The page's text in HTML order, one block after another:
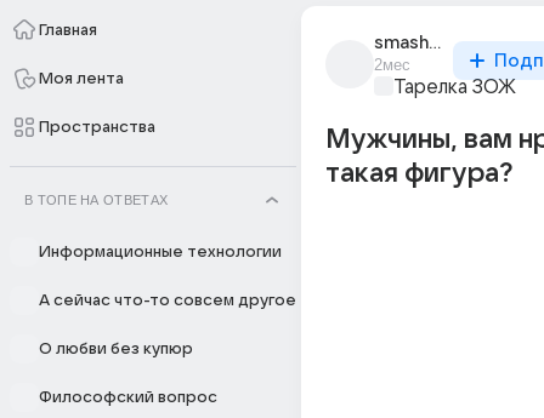
Главная
Моя лента
Пространства
В ТОПЕ НА ОТВЕТАХ
Информационные технологии
А сейчас что-то совсем другое
О любви без купюр
Философский вопрос
smashed_7206
2мес
Тарелка ЗОЖ
Мужчины, вам
такая фигура?